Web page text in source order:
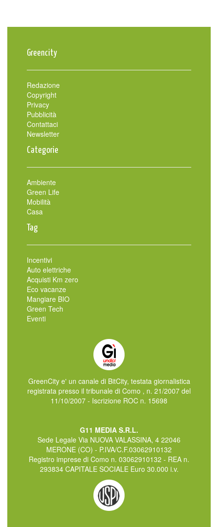
Greencity
Redazione
Copyright
Privacy
Pubblicità
Contattaci
Newsletter
Categorie
Ambiente
Green Life
Mobilità
Casa
Tag
Incentivi
Auto elettriche
Acquisti Km zero
Eco vacanze
Mangiare BIO
Green Tech
Eventi
GreenCity e' un canale di BitCity, testata giornalistica
registrata presso il tribunale di Como , n. 21/2007 del
11/10/2007 - Iscrizione ROC n. 15698
G11 MEDIA S.R.L.
Sede Legale Via NUOVA VALASSINA, 4 22046
MERONE (CO) - P.IVA/C.F.03062910132
Registro imprese di Como n. 03062910132 - REA n.
293834 CAPITALE SOCIALE Euro 30.000 i.v.